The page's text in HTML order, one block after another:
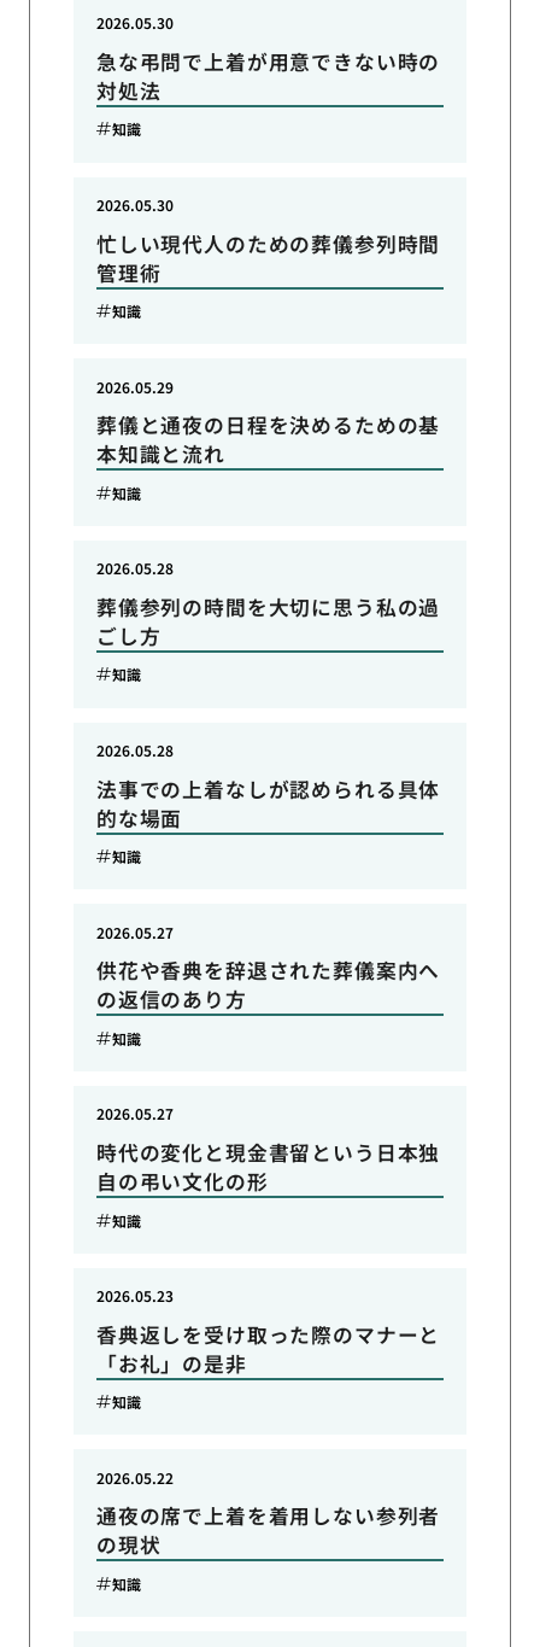
急な弔問で上着が用意できない時の
対処法
2026.05.30
知識
忙しい現代人のための葬儀参列時間
管理術
2026.05.30
知識
葬儀と通夜の日程を決めるための基
本知識と流れ
2026.05.29
知識
葬儀参列の時間を大切に思う私の過
ごし方
2026.05.28
知識
法事での上着なしが認められる具体
的な場面
2026.05.28
知識
供花や香典を辞退された葬儀案内へ
の返信のあり方
2026.05.27
知識
時代の変化と現金書留という日本独
自の弔い文化の形
2026.05.27
知識
香典返しを受け取った際のマナーと
「お礼」の是非
2026.05.23
知識
通夜の席で上着を着用しない参列者
の現状
2026.05.22
知識